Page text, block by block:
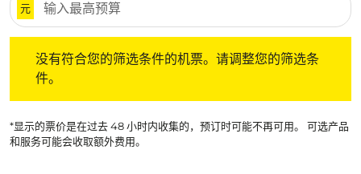
元
没有符合您的筛选条件的机票。请调整您的筛选条
件。
*显示的票价是在过去 48 小时内收集的，预订时可能不再可用。 可选产品
和服务可能会收取额外费用。